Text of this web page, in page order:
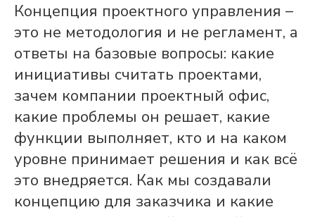
Концепция проектного управления –
это не методология и не регламент, а
ответы на базовые вопросы: какие
инициативы считать проектами,
зачем компании проектный офис,
какие проблемы он решает, какие
функции выполняет, кто и на каком
уровне принимает решения и как всё
это внедряется. Как мы создавали
концепцию для заказчика и какие